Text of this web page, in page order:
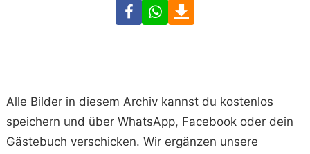
FacebookWhatsApp
Alle Bilder in diesem Archiv kannst du kostenlos
speichern und über WhatsApp, Facebook oder dein
Gästebuch verschicken. Wir ergänzen unsere